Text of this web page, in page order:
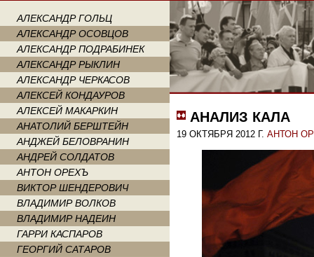
АЛЕКСАНДР ГОЛЬЦ
АЛЕКСАНДР ОСОВЦОВ
АЛЕКСАНДР ПОДРАБИНЕК
АЛЕКСАНДР РЫКЛИН
АЛЕКСАНДР ЧЕРКАСОВ
АЛЕКСЕЙ КОНДАУРОВ
АЛЕКСЕЙ МАКАРКИН
АНАТОЛИЙ БЕРШТЕЙН
АНДЖЕЙ БЕЛОВРАНИН
АНДРЕЙ СОЛДАТОВ
АНТОН ОРЕХЪ
ВИКТОР ШЕНДЕРОВИЧ
ВЛАДИМИР ВОЛКОВ
ВЛАДИМИР НАДЕИН
ГАРРИ КАСПАРОВ
ГЕОРГИЙ САТАРОВ
АНАЛИЗ КАЛА
19 ОКТЯБРЯ 2012 Г. АНТОН